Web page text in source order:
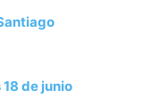
de junio